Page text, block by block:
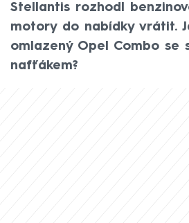
Stellantis rozhodl
motory do nabídky vrátit.
omlazený Opel Combo se
nafťákem?